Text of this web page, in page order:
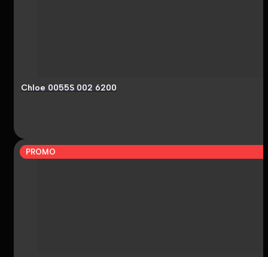
Chloe 0055S 002 6200
PROMO